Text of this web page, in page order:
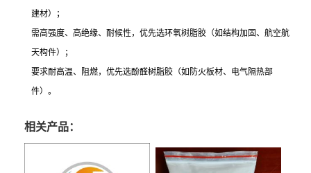
建材）；
需高强度、高绝缘、耐候性，优先选环氧树脂胶（如结构加固、航空航
天构件）；
要求耐高温、阻燃，优先选酚醛树脂胶（如防火板材、电气隔热部
件）。
相关产品：